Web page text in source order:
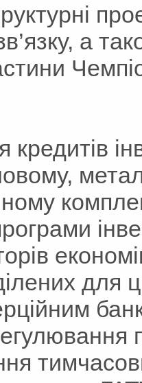
а
кредитів